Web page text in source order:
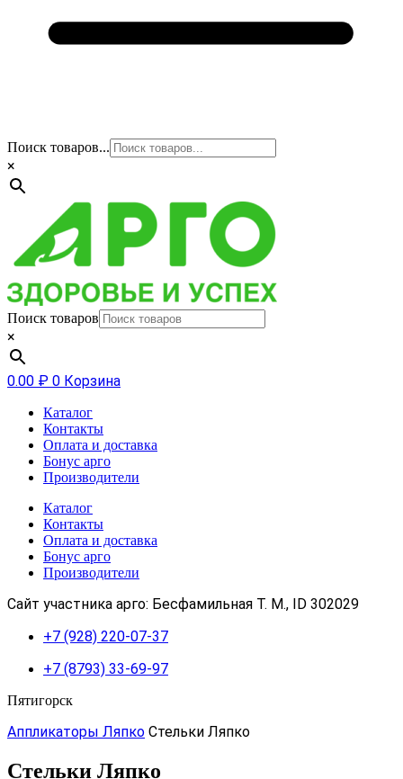
Поиск товаров...
×
Поиск товаров
×
0.00 ₽ 0 Корзина
Каталог
Контакты
Оплата и доставка
Бонус арго
Производители
Каталог
Контакты
Оплата и доставка
Бонус арго
Производители
Сайт участника арго: Бесфамильная Т. М., ID 302029
+7 (928) 220-07-37
+7 (8793) 33-69-97
Пятигорск
Аппликаторы Ляпко Стельки Ляпко
Стельки Ляпко